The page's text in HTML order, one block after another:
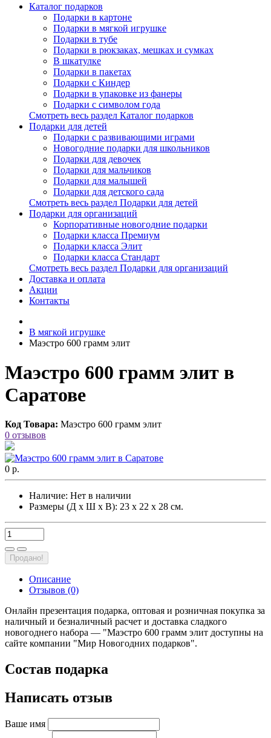
Каталог подарков
Подарки в картоне
Подарки в мягкой игрушке
Подарки в тубе
Подарки в рюкзаках, мешках и сумках
В шкатулке
Подарки в пакетах
Подарки с Киндер
Подарки в упаковке из фанеры
Подарки с символом года
Смотреть весь раздел Каталог подарков
Подарки для детей
Подарки с развивающими играми
Новогодние подарки для школьников
Подарки для девочек
Подарки для мальчиков
Подарки для малышей
Подарки для детского сада
Смотреть весь раздел Подарки для детей
Подарки для организаций
Корпоративные новогодние подарки
Подарки класса Премиум
Подарки класса Элит
Подарки класса Стандарт
Смотреть весь раздел Подарки для организаций
Доставка и оплата
Акции
Контакты
В мягкой игрушке
Маэстро 600 грамм элит
Маэстро 600 грамм элит в
Саратове
Код Товара: Маэстро 600 грамм элит
0 отзывов
0 р.
Наличие: Нет в наличии
Размеры (Д х Ш х В): 23 х 22 х 28 см.
Продано!
Описание
Отзывов (0)
Онлайн презентация подарка, оптовая и розничная покупка за
наличный и безналичный расчет и доставка сладкого
новогоднего набора — "Маэстро 600 грамм элит доступны на
сайте компании "Мир Новогодних подарков".
Состав подарка
Написать отзыв
Ваше имя